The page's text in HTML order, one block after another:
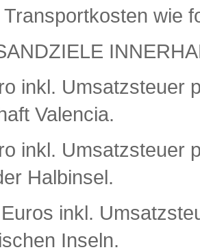
wie
Umsatzsteuer
Valencia.
Umsatzsteuer
Halbinsel.
inkl.
Inseln.